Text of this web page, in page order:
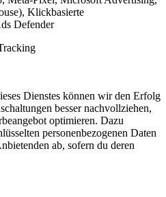
Klickbasierte
Defender
Dienstes können wir den Erfolg
besser nachvollziehen,
optimieren. Dazu
personenbezogenen Daten
ab, sofern du deren